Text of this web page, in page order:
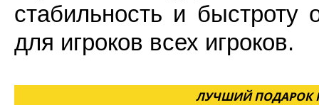
стабильность и быстроту
для игроков всех игроков.
ЛУЧШИЙ ПОДАРОК